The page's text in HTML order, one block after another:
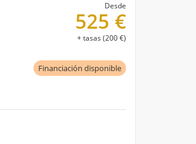
Financiación disponible
Desde
525 €
+ tasas (200 €)